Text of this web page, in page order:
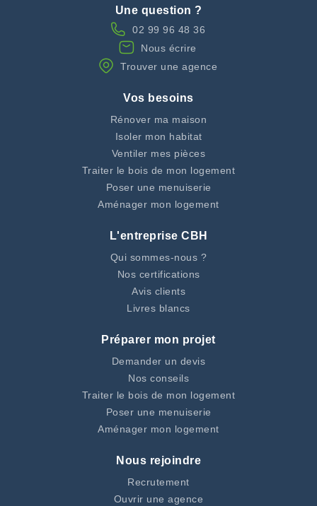
Une question ?
02 99 96 48 36
Nous écrire
Trouver une agence
Vos besoins
Rénover ma maison
Isoler mon habitat
Ventiler mes pièces
Traiter le bois de mon logement
Poser une menuiserie
Aménager mon logement
L'entreprise CBH
Qui sommes-nous ?
Nos certifications
Avis clients
Livres blancs
Préparer mon projet
Demander un devis
Nos conseils
Traiter le bois de mon logement
Poser une menuiserie
Aménager mon logement
Nous rejoindre
Recrutement
Ouvrir une agence